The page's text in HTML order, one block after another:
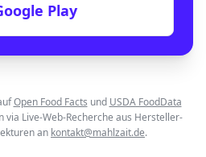
Play
Open Food Facts und USDA FoodData
via Live-Web-Recherche aus Hersteller-
an kontakt@mahlzait.de.